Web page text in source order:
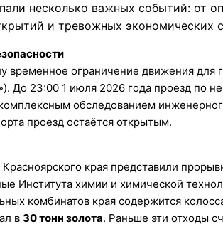
несколько важных событий: от
и тревожных экономических
временное ограничение движения для
До 23:00 1 июля 2026 года проезд по
обследованием
проезд остаётся открытым.
края представили
Института химии и химической
комбинатов края содержится
в 30 тонн золота. Раньше эти отходы